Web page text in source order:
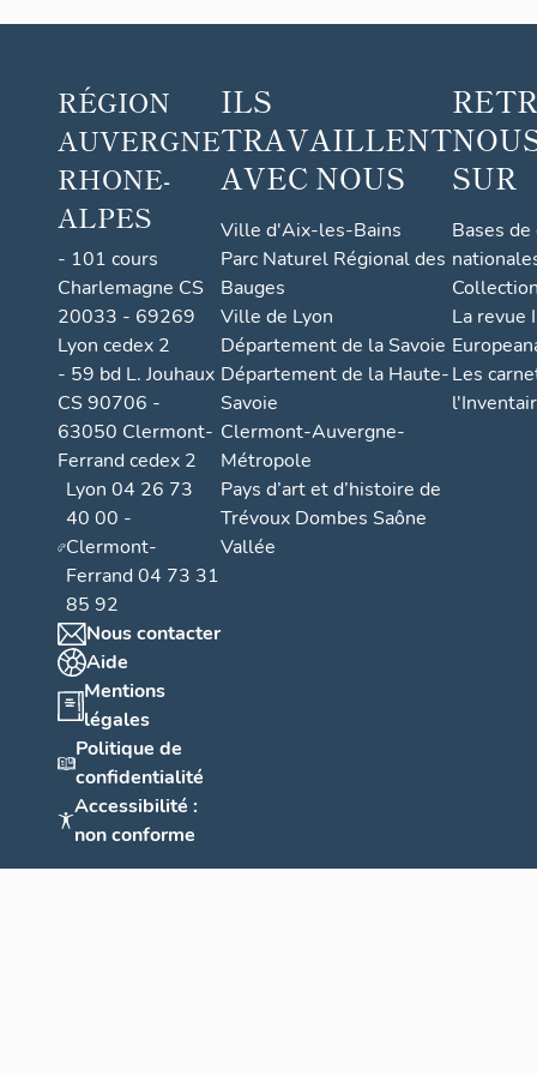
Sail-
sous-
Couz
an
RÉGION
AUVERGNE
RHONE-
ALPES
- 101 cours
Charlemagne CS
20033 - 69269
Lyon cedex 2
- 59 bd L. Jouhaux
CS 90706 -
63050 Clermont-
Ferrand cedex 2
Lyon 04 26 73
40 00 -
Clermont-
Ferrand 04 73 31
85 92
Nous contacter
Aide
Mentions
légales
Politique de
confidentialité
Accessibilité :
non conforme
ILS
TRAVAILLENT
AVEC NOUS
Ville d'Aix-les-Bains
Parc Naturel Régional des
Bauges
Ville de Lyon
Département de la Savoie
Département de la Haute-
Savoie
Clermont-Auvergne-
Métropole
Pays d’art et d’histoire de
Trévoux Dombes Saône
Vallée
SUR
Bases
La revue
Les